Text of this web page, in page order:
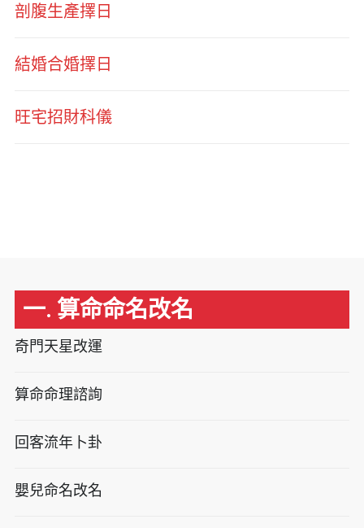
剖腹生產擇日
結婚合婚擇日
旺宅招財科儀
一. 算命命名改名
奇門天星改運
算命命理諮詢
回客流年卜卦
嬰兒命名改名